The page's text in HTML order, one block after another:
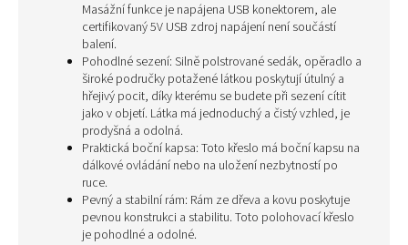
Masážní funkce je napájena USB konektorem, ale
certifikovaný 5V USB zdroj napájení není součástí
balení.
Pohodlné sezení: Silně polstrované sedák, opěradlo a
široké područky potažené látkou poskytují útulný a
hřejivý pocit, díky kterému se budete při sezení cítit
jako v objetí. Látka má jednoduchý a čistý vzhled, je
prodyšná a odolná.
Praktická boční kapsa: Toto křeslo má boční kapsu na
dálkové ovládání nebo na uložení nezbytností po
ruce.
Pevný a stabilní rám: Rám ze dřeva a kovu poskytuje
pevnou konstrukci a stabilitu. Toto polohovací křeslo
je pohodlné a odolné.